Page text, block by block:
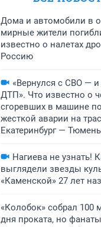
Дома и автомобили в
мирные жители
известно о налетах
Россию
«Вернулся с СВО — и
ДТП». Что известно о
сгоревших в машине
жесткой аварии на
Екатеринбург — Тюмень
Нагиева не узнать!
выглядели звезды
«Каменской» 27 лет
«Колобок» собрал 100
дня проката, но фанаты